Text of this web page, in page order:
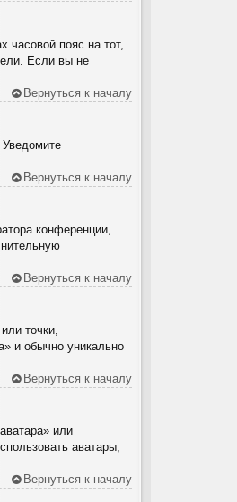
часовой пояс на тот,
Если вы не
Вернуться к началу
Вернуться к началу
конференции,
Вернуться к началу
точки,
и обычно уникально
Вернуться к началу
или
аватары,
Вернуться к началу